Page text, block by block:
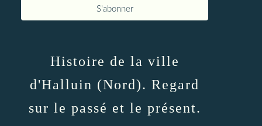
Histoire de la ville
d'Halluin (Nord). Regard
sur le passé et le présent.